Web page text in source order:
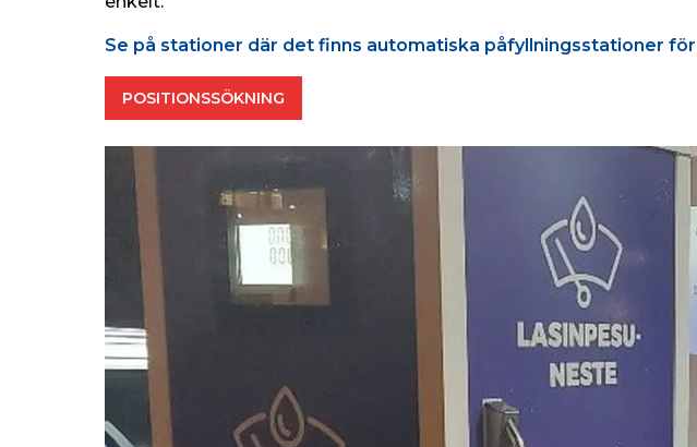
Se på stationer där det finns automatiska påfyllningsstationer
POSITIONSSÖKNING